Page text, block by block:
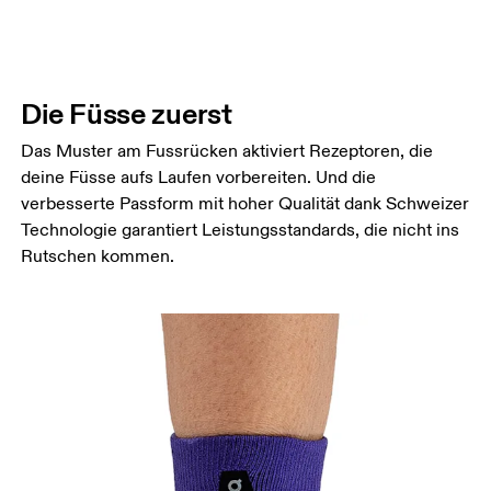
Die Füsse zuerst
Das Muster am Fussrücken aktiviert Rezeptoren, die
deine Füsse aufs Laufen vorbereiten. Und die
verbesserte Passform mit hoher Qualität dank Schweizer
Technologie garantiert Leistungsstandards, die nicht ins
Rutschen kommen.